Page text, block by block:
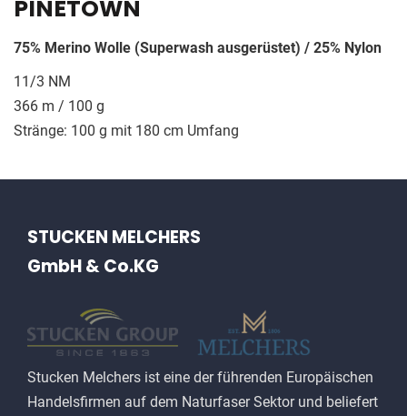
PINETOWN
75% Merino Wolle (Superwash ausgerüstet) / 25% Nylon
11/3 NM
366 m / 100 g
Stränge: 100 g mit 180 cm Umfang
STUCKEN MELCHERS
GmbH & Co.KG
Stucken Melchers ist eine der führenden Europäischen
Handelsfirmen auf dem Naturfaser Sektor und beliefert